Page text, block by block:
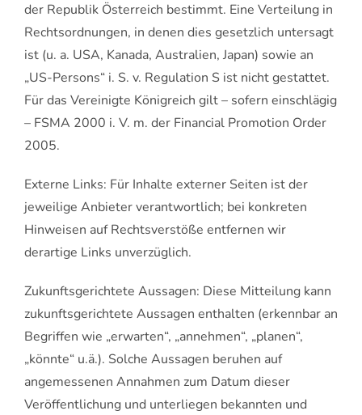
der Republik Österreich bestimmt. Eine Verteilung in
Rechtsordnungen, in denen dies gesetzlich untersagt
ist (u. a. USA, Kanada, Australien, Japan) sowie an
„US-Persons“ i. S. v. Regulation S ist nicht gestattet.
Für das Vereinigte Königreich gilt – sofern einschlägig
– FSMA 2000 i. V. m. der Financial Promotion Order
2005.
Externe Links: Für Inhalte externer Seiten ist der
jeweilige Anbieter verantwortlich; bei konkreten
Hinweisen auf Rechtsverstöße entfernen wir
derartige Links unverzüglich.
Zukunftsgerichtete Aussagen: Diese Mitteilung kann
zukunftsgerichtete Aussagen enthalten (erkennbar an
Begriffen wie „erwarten“, „annehmen“, „planen“,
„könnte“ u.ä.). Solche Aussagen beruhen auf
angemessenen Annahmen zum Datum dieser
Veröffentlichung und unterliegen bekannten und